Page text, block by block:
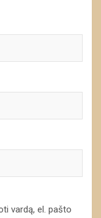
vardą, el. pašto